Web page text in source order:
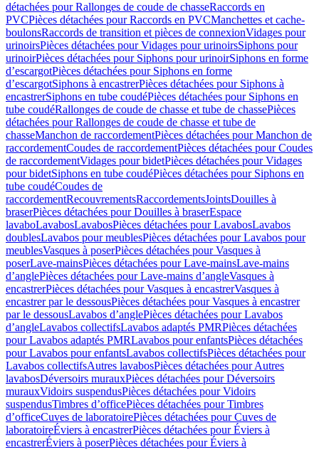
détachées pour Rallonges de coude de chasseRaccords en
PVCPièces détachées pour Raccords en PVCManchettes et cache-
boulonsRaccords de transition et pièces de connexionVidages pour
urinoirsPièces détachées pour Vidages pour urinoirsSiphons pour
urinoirPièces détachées pour Siphons pour urinoirSiphons en forme
d’escargotPièces détachées pour Siphons en forme
d’escargotSiphons à encastrerPièces détachées pour Siphons à
encastrerSiphons en tube coudéPièces détachées pour Siphons en
tube coudéRallonges de coude de chasse et tube de chassePièces
détachées pour Rallonges de coude de chasse et tube de
chasseManchon de raccordementPièces détachées pour Manchon de
raccordementCoudes de raccordementPièces détachées pour Coudes
de raccordementVidages pour bidetPièces détachées pour Vidages
pour bidetSiphons en tube coudéPièces détachées pour Siphons en
tube coudéCoudes de
raccordementRecouvrementsRaccordementsJointsDouilles à
braserPièces détachées pour Douilles à braserEspace
lavaboLavabosLavabosPièces détachées pour LavabosLavabos
doublesLavabos pour meublesPièces détachées pour Lavabos pour
meublesVasques à poserPièces détachées pour Vasques à
poserLave-mainsPièces détachées pour Lave-mainsLave-mains
d’anglePièces détachées pour Lave-mains d’angleVasques à
encastrerPièces détachées pour Vasques à encastrerVasques à
encastrer par le dessousPièces détachées pour Vasques à encastrer
par le dessousLavabos d’anglePièces détachées pour Lavabos
d’angleLavabos collectifsLavabos adaptés PMRPièces détachées
pour Lavabos adaptés PMRLavabos pour enfantsPièces détachées
pour Lavabos pour enfantsLavabos collectifsPièces détachées pour
Lavabos collectifsAutres lavabosPièces détachées pour Autres
lavabosDéversoirs murauxPièces détachées pour Déversoirs
murauxVidoirs suspendusPièces détachées pour Vidoirs
suspendusTimbres dʼofficePièces détachées pour Timbres
dʼofficeCuves de laboratoirePièces détachées pour Cuves de
laboratoireÉviers à encastrerPièces détachées pour Éviers à
encastrerÉviers à poserPièces détachées pour Éviers à